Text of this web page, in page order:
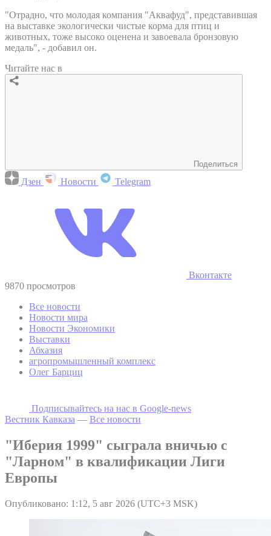
"Отрадно, что молодая компания "Аквафуд", представившая
на выставке экологически чистые корма для птиц и
животных, тоже высоко оценена и завоевала бронзовую
медаль", - добавил он.
Читайте нас в
Поделиться
Дзен Новости Telegram
Вконтакте
9870 просмотров
Все новости
Новости мира
Новости Экономики
Выставки
Абхазия
агропромышленный комплекс
Олег Барциц
Подписывайтесь на наc в Google-news
Вестник Кавказа — Все новости
"Иберия 1999" сыграла вничью с
"Ларном" в квалификации Лиги
Европы
Опубликовано: 1:12, 5 авг 2026 (UTC+3 MSK)